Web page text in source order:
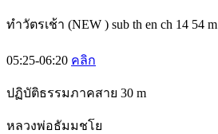
ทำวัตรเช้า (NEW ) sub th en ch 14 54 m
05:25-06:20 คลิก
ปฏิบัติธรรมภาคสาย 30 m
หลวงพ่อธัมมชโย